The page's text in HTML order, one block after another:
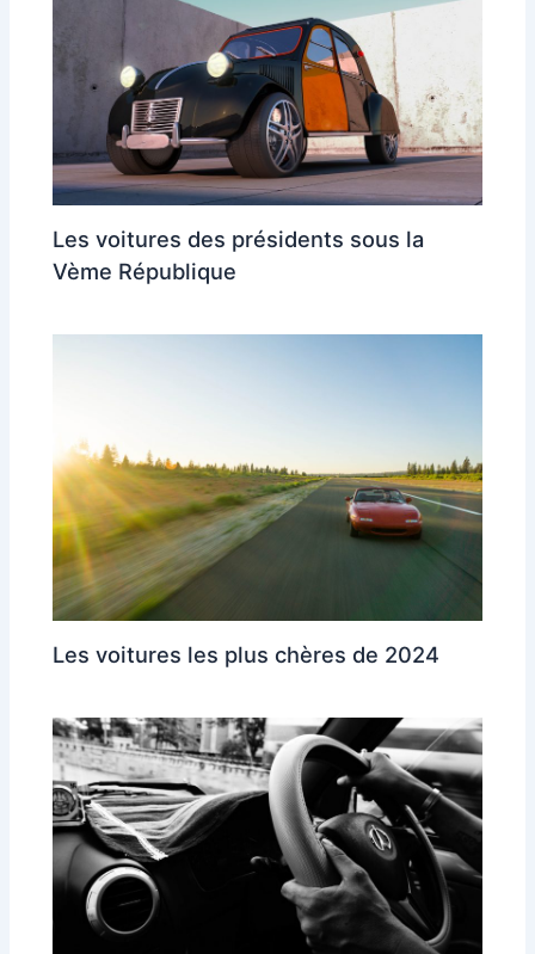
Les voitures des présidents sous la
Vème République
Les voitures les plus chères de 2024